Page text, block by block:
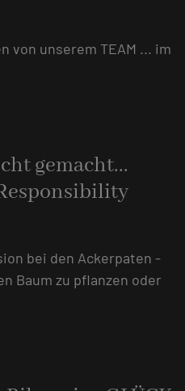
von unserem TEAM ... im
gemacht...
bei den Ackerpaten -
Baum zu pflanzen oder